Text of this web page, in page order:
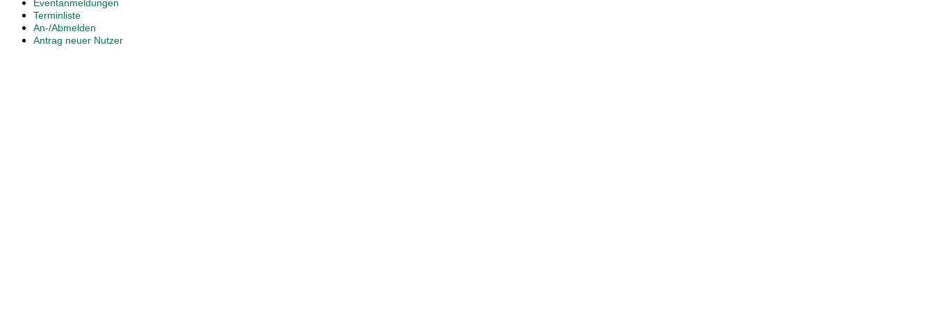
Eventanmeldungen
Terminliste
An-/Abmelden
Antrag neuer Nutzer